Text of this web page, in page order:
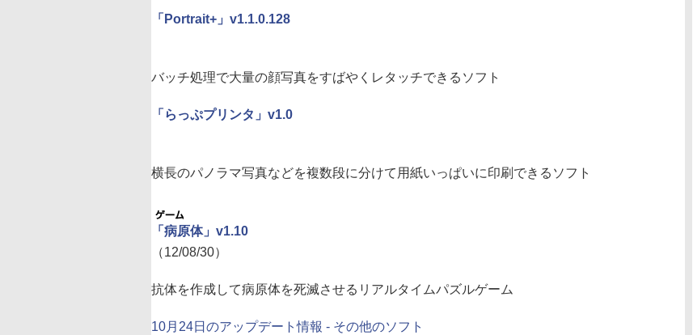
「Portrait+」v1.1.0.128
バッチ処理で大量の顔写真をすばやくレタッチできるソフト
「らっぷプリンタ」v1.0
横長のパノラマ写真などを複数段に分けて用紙いっぱいに印刷できるソフト
「病原体」v1.10
（12/08/30）
抗体を作成して病原体を死滅させるリアルタイムパズルゲーム
10月24日のアップデート情報 - その他のソフト